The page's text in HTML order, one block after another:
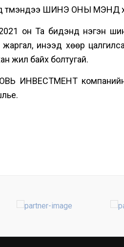
түмэндээ ШИНЭ ОНЫ МЭНД
он Та бидэнд нэгэн шинэ
инээд хөөр
жил байх болтугай.
ИНВЕСТМЕНТ компанийн